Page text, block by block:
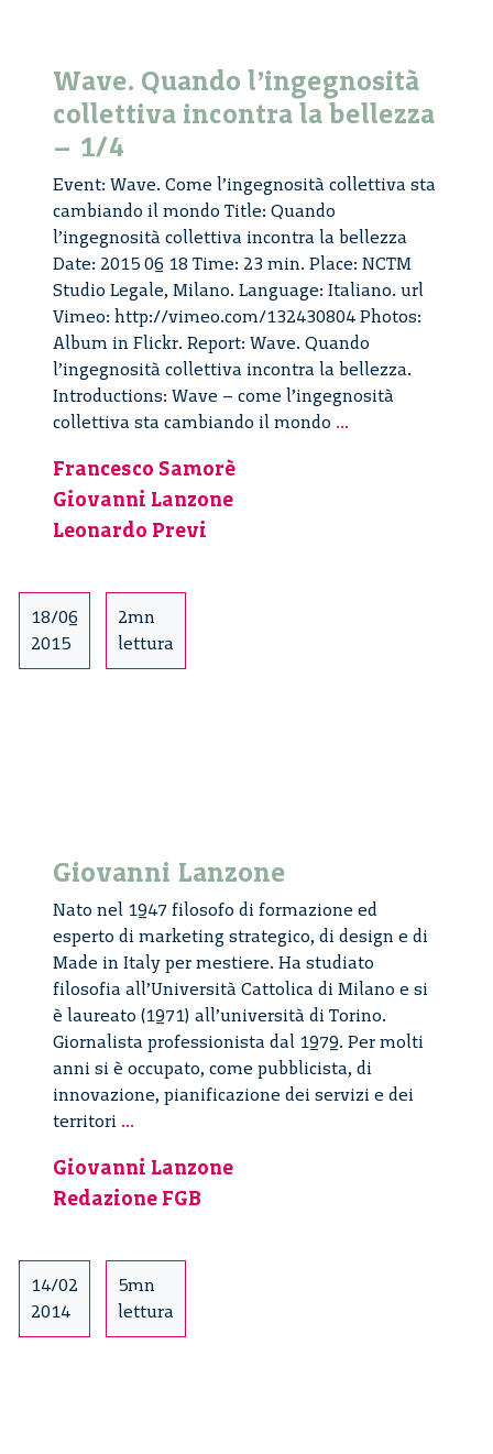
Wave. Quando l’ingegnosità
collettiva incontra la bellezza
– 1/4
Event: Wave. Come l’ingegnosità collettiva sta
cambiando il mondo Title: Quando
l’ingegnosità collettiva incontra la bellezza
Date: 2015 06 18 Time: 23 min. Place: NCTM
Studio Legale, Milano. Language: Italiano. url
Vimeo: http://vimeo.com/132430804 Photos:
Album in Flickr. Report: Wave. Quando
l’ingegnosità collettiva incontra la bellezza.
Introductions: Wave – come l’ingegnosità
collettiva sta cambiando il mondo ...
Francesco Samorè
Giovanni Lanzone
Leonardo Previ
18/06
2015
2mn
lettura
Giovanni Lanzone
Nato nel 1947 filosofo di formazione ed
esperto di marketing strategico, di design e di
Made in Italy per mestiere. Ha studiato
filosofia all’Università Cattolica di Milano e si
è laureato (1971) all’università di Torino.
Giornalista professionista dal 1979. Per molti
anni si è occupato, come pubblicista, di
innovazione, pianificazione dei servizi e dei
territori ...
Giovanni Lanzone
Redazione FGB
14/02
2014
5mn
lettura